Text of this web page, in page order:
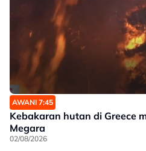
AWANI 7:45
Kebakaran hutan di Greece
Megara
02/08/2026